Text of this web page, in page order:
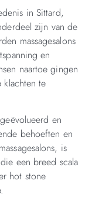
in Sittard,
zijn van de
massagesalons
en
naartoe gingen
klachten te
en
behoeften en
is
een breed scala
hot stone